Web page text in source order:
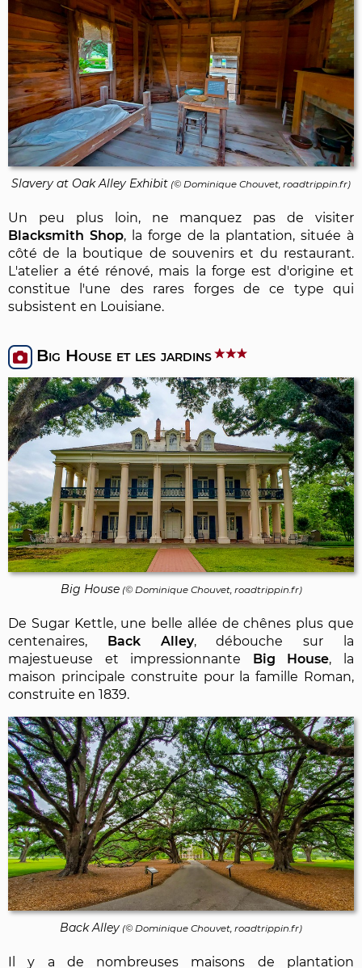
Slavery at Oak Alley Exhibit (© Dominique Chouvet, roadtrippin.fr)
Un peu plus loin, ne manquez pas de visiter
Blacksmith Shop, la forge de la plantation, située à
côté de la boutique de souvenirs et du restaurant.
L'atelier a été rénové, mais la forge est d'origine et
constitue l'une des rares forges de ce type qui
subsistent en Louisiane.
Big House et les jardins
Big House(© Dominique Chouvet, roadtrippin.fr)
De Sugar Kettle, une belle allée de chênes plus que
centenaires, Back Alley, débouche sur la
majestueuse et impressionnante Big House, la
maison principale construite pour la famille Roman,
construite en 1839.
Back Alley (© Dominique Chouvet, roadtrippin.fr)
Il y a de nombreuses maisons de plantation